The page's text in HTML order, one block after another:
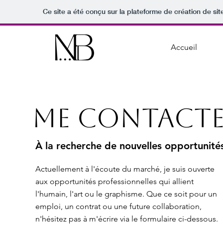
Ce site a été conçu sur la plateforme de création de
Accueil
Me
À la recherche de nouvelles
Actuellement à l'écoute du marché, je suis ouverte
aux opportunités professionnelles qui allient
l'humain, l'art ou le graphisme. Que ce soit pour un
emploi, un contrat ou une future collaboration,
n'hésitez pas à m'écrire via le formulaire ci-dessous.